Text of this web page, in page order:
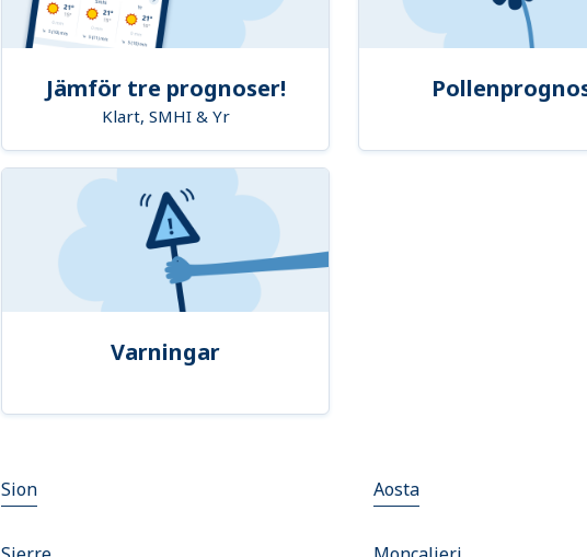
Jämför tre prognoser!
Klart, SMHI & Yr
Varningar
Sion Aosta